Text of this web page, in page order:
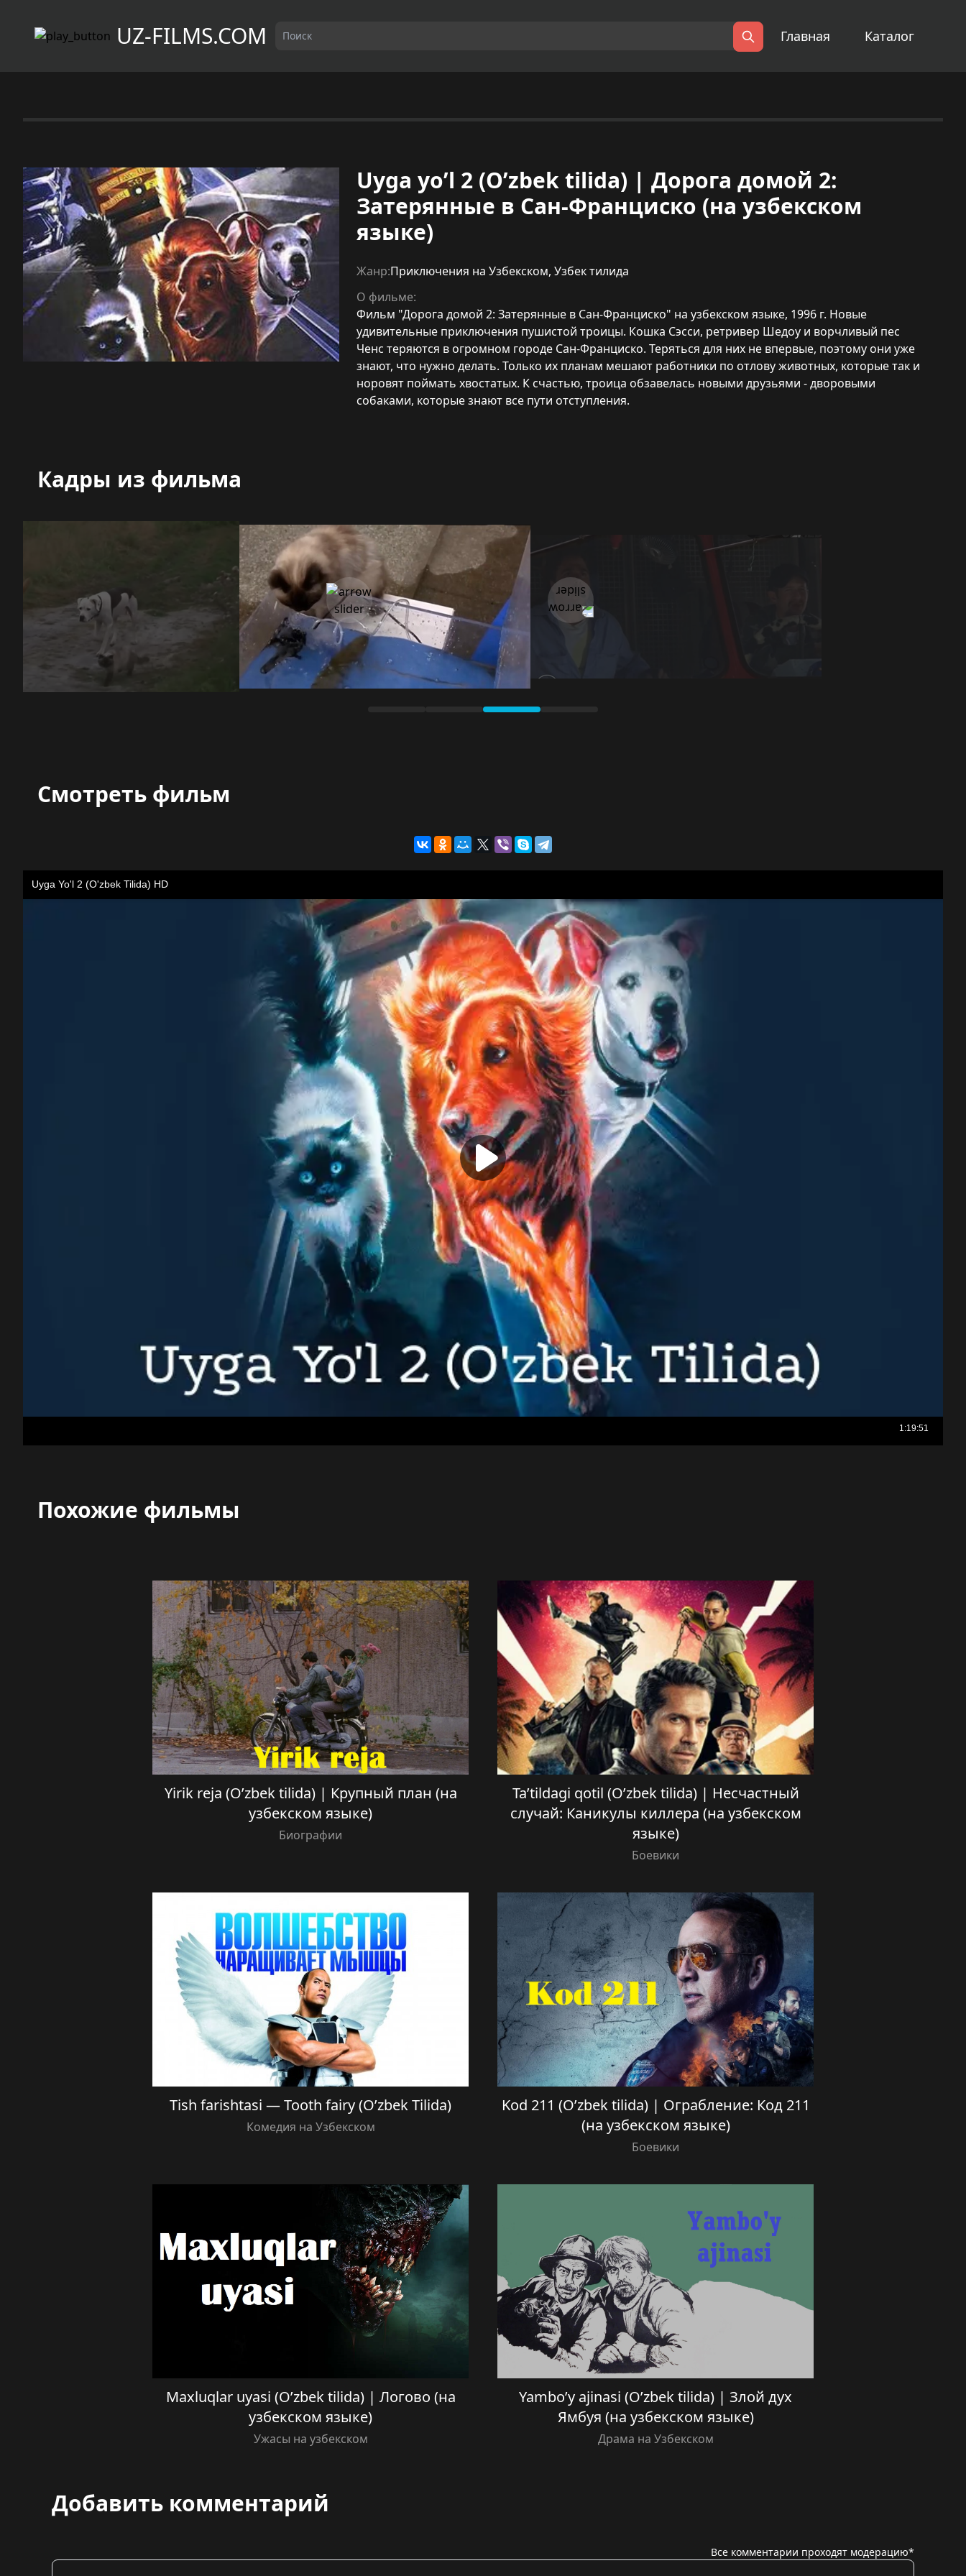
UZ-FILMS.COM Поиск
Главная Каталог
Uyga yo’l 2 (O’zbek tilida) | Дорога домой 2:
Затерянные в Сан-Франциско (на узбекском
языке)
Жанр:Приключения на Узбекском, Узбек тилида
О фильме:
Фильм "Дорога домой 2: Затерянные в Сан-Франциско" на узбекском языке, 1996 г. Новые
удивительные приключения пушистой троицы. Кошка Сэсси, ретривер Шедоу и ворчливый пес
Ченс теряются в огромном городе Сан-Франциско. Теряться для них не впервые, поэтому они уже
знают, что нужно делать. Только их планам мешают работники по отлову животных, которые так и
норовят поймать хвостатых. К счастью, троица обзавелась новыми друзьями - дворовыми
собаками, которые знают все пути отступления.
Кадры из фильма
Смотреть фильм
Похожие фильмы
Yirik reja (O’zbek tilida) | Крупный план (на
узбекском языке)
Биографии
Ta’tildagi qotil (O’zbek tilida) | Несчастный
случай: Каникулы киллера (на узбекском
языке)
Боевики
Tish farishtasi — Tooth fairy (O’zbek Tilida)
Комедия на Узбекском
Kod 211 (O’zbek tilida) | Ограбление: Код 211
(на узбекском языке)
Боевики
Maxluqlar uyasi (O’zbek tilida) | Логово (на
узбекском языке)
Ужасы на узбекском
Yambo’y ajinasi (O’zbek tilida) | Злой дух
Ямбуя (на узбекском языке)
Драма на Узбекском
Добавить комментарий
Все комментарии проходят модерацию*